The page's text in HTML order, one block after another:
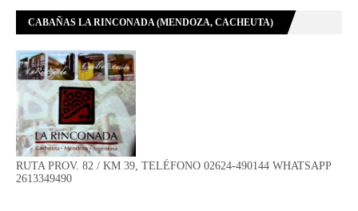
CABAÑAS LA RINCONADA (MENDOZA, CACHEUTA)
RUTA PROV. 82 / KM 39, TELÉFONO 02624-490144 WHATSAPP
2613349490